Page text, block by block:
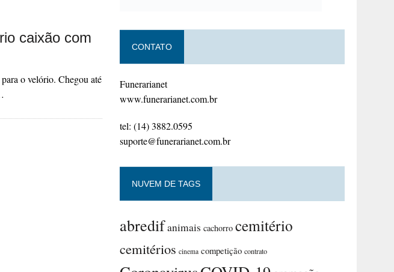
caixão com
o velório. Chegou até
CONTATO
Funerarianet
www.funerarianet.com.br
tel: (14) 3882.0595
suporte@funerarianet.com.br
NUVEM DE TAGS
abredifanimais cachorro cemitério
cemitérios cinema competição contrato